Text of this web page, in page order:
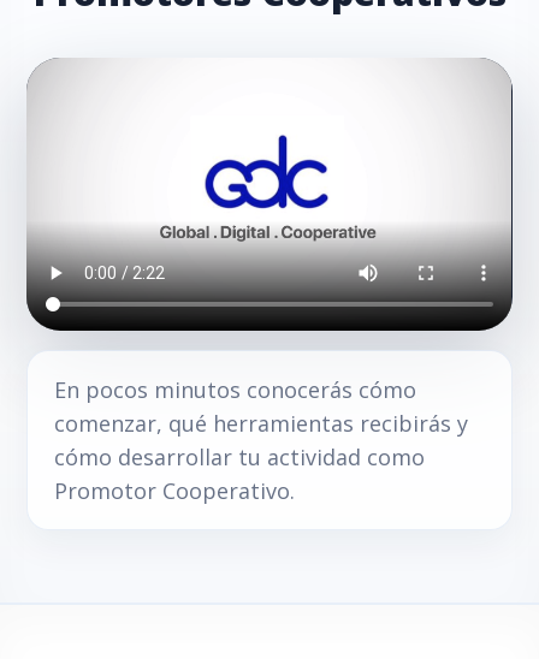
En pocos minutos conocerás cómo
comenzar, qué herramientas recibirás y
cómo desarrollar tu actividad como
Promotor Cooperativo.